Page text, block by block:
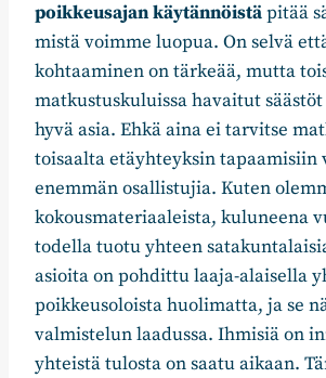
poikkeusajan käytännöistäpitää
mistä voimme luopua. On selvä
kohtaaminen on tärkeää, mutta
matkustuskuluissa havaitut säästöt
hyvä asia. Ehkä aina ei tarvitse
toisaalta etäyhteyksin tapaamisiin
enemmän osallistujia. Kuten
kokousmateriaaleista, kuluneena
todella tuotu yhteen
asioita on pohdittu laaja-alaisella
poikkeusoloista huolimatta, ja se
valmistelun laadussa. Ihmisiä on
yhteistä tulosta on saatu aikaan.